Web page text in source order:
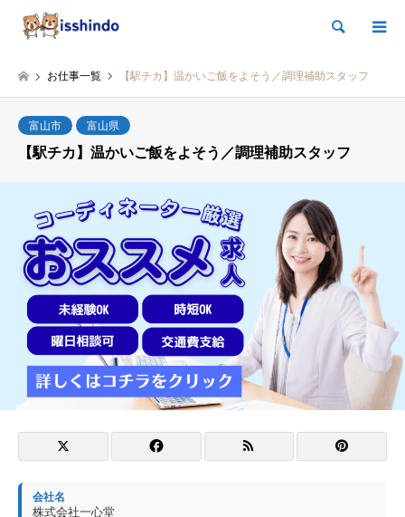
検索
お仕事一覧 【駅チカ】温かいご飯をよそう／調理補助スタッフ
富山市
富山県
【駅チカ】温かいご飯をよそう／調理補助スタッフ
会社名
株式会社一心堂